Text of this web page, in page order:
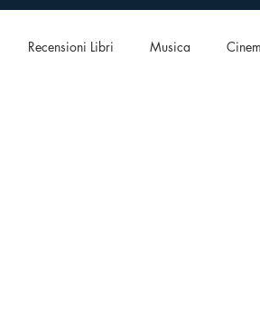
Recensioni Libri Musica